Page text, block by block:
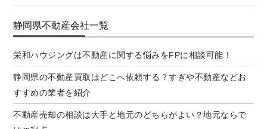
静岡県不動産会社一覧
栄和ハウジングは不動産に関する悩みをFPに相談可能！
静岡県の不動産買取はどこへ依頼する？すぎや不動産などお
すすめの業者を紹介
不動産売却の相談は大手と地元のどちらがよい？地元ならで